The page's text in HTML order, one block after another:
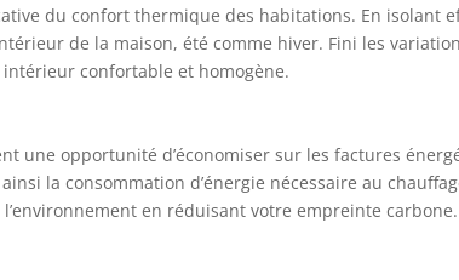
du confort thermique des habitations. En isolant
de la maison, été comme hiver. Fini les
confortable et homogène.
une opportunité d’économiser sur les factures
la consommation d’énergie nécessaire au
en réduisant votre empreinte carbone.